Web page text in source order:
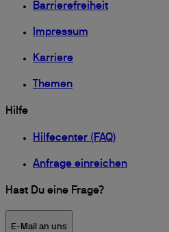
Barrierefreiheit
Impressum
Karriere
Themen
Hilfe
Hilfecenter (FAQ)
Anfrage einreichen
Hast Du eine Frage?
E-Mail an uns